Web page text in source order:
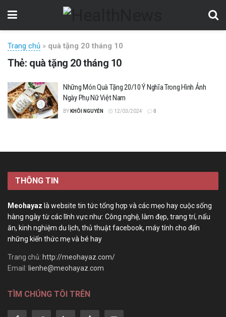
Trang chủ » quà tặng 20 tháng 10
Thẻ: quà tặng 20 tháng 10
Những Món Quà Tặng 20/10 Ý Nghĩa Trong Hình Ảnh
Ngày Phụ Nữ Việt Nam
BY KHÔI NGUYỄN 12/03/2024 0
THÔNG TIN
Meohayaz là website tin tức tổng hợp và các mẹo hay cuộc sống
hàng ngày từ các lĩnh vực như: Công nghệ, làm đẹp, trang trí, nấu
ăn, kinh nghiệm du lịch, thủ thuật facebook, máy tính cho đến
những kiến thức mẹ và bé hay
Trang chủ: http://meohayaz.com/
Email: lienhe@meohayaz.com
TÌM CHÚNG TÔI TRÊN